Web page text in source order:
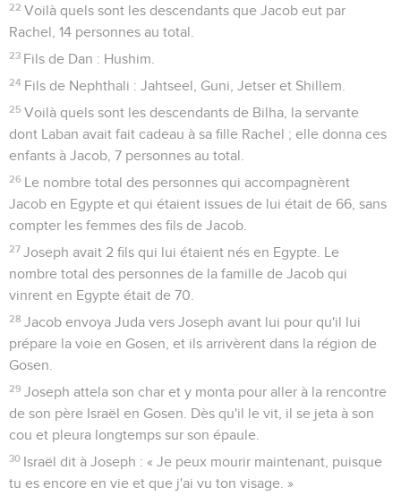
22 Voilà quels sont les descendants que Jacob eut par
Rachel, 14 personnes au total.
23 Fils de Dan : Hushim.
24 Fils de Nephthali : Jahtseel, Guni, Jetser et Shillem.
25 Voilà quels sont les descendants de Bilha, la servante
dont Laban avait fait cadeau à sa fille Rachel ; elle donna ces
enfants à Jacob, 7 personnes au total.
26 Le nombre total des personnes qui accompagnèrent
Jacob en Egypte et qui étaient issues de lui était de 66, sans
compter les femmes des fils de Jacob.
27 Joseph avait 2 fils qui lui étaient nés en Egypte. Le
nombre total des personnes de la famille de Jacob qui
vinrent en Egypte était de 70.
28 Jacob envoya Juda vers Joseph avant lui pour qu'il lui
prépare la voie en Gosen, et ils arrivèrent dans la région de
Gosen.
29 Joseph attela son char et y monta pour aller à la rencontre
de son père Israël en Gosen. Dès qu'il le vit, il se jeta à son
cou et pleura longtemps sur son épaule.
30 Israël dit à Joseph : « Je peux mourir maintenant, puisque
tu es encore en vie et que j'ai vu ton visage. »